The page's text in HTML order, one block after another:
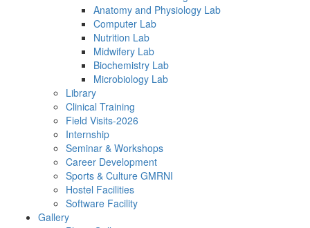
Anatomy and Physiology Lab
Computer Lab
Nutrition Lab
Midwifery Lab
Biochemistry Lab
Microbiology Lab
Library
Clinical Training
Field Visits-2026
Internship
Seminar & Workshops
Career Development
Sports & Culture GMRNI
Hostel Facilities
Software Facility
Gallery